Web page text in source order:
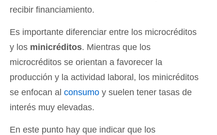
recibir financiamiento.
Es importante diferenciar entre los microcréditos
y los minicréditos. Mientras que los
microcréditos se orientan a favorecer la
producción y la actividad laboral, los minicréditos
se enfocan al consumo y suelen tener tasas de
interés muy elevadas.
En este punto hay que indicar que los